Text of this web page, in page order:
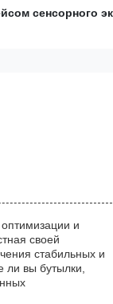
сенсорного
и
своей
стабильных и
ли вы бутылки,